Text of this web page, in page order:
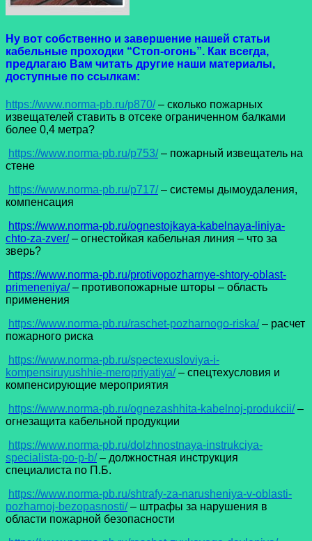
Ну вот собственно и завершение нашей статьи
кабельные проходки “Стоп-огонь”. Как всегда,
предлагаю Вам читать другие наши материалы,
доступные по ссылкам:
https://www.norma-pb.ru/p870/ – сколько пожарных
извещателей ставить в отсеке ограниченном балками
более 0,4 метра?
https://www.norma-pb.ru/p753/– пожарный извещатель на
стене
https://www.norma-pb.ru/p717/– системы дымоудаления,
компенсация
https://www.norma-pb.ru/ognestojkaya-kabelnaya-liniya-
chto-za-zver/– огнестойкая кабельная линия – что за
зверь?
https://www.norma-pb.ru/protivopozharnye-shtory-oblast-
primeneniya/– противопожарные шторы – область
применения
https://www.norma-pb.ru/raschet-pozharnogo-riska/– расчет
пожарного риска
https://www.norma-pb.ru/spectexusloviya-i-
kompensiruyushhie-meropriyatiya/– спецтехусловия и
компенсирующие мероприятия
https://www.norma-pb.ru/ognezashhita-kabelnoj-produkcii/–
огнезащита кабельной продукции
https://www.norma-pb.ru/dolzhnostnaya-instrukciya-
specialista-po-p-b/– должностная инструкция
специалиста по П.Б.
https://www.norma-pb.ru/shtrafy-za-narusheniya-v-oblasti-
pozharnoj-bezopasnosti/– штрафы за нарушения в
области пожарной безопасности